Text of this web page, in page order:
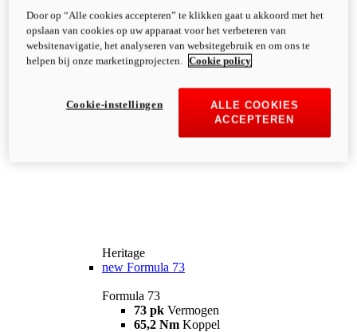
Heritage
new Formula 73
Formula 73
73 pk Vermogen
65,2 Nm Koppel
Door op “Alle cookies accepteren” te klikken gaat u akkoord met het
opslaan van cookies op uw apparaat voor het verbeteren van
websitenavigatie, het analyseren van websitegebruik en om ons te
helpen bij onze marketingprojecten.
Cookie policy
ALLE COOKIES
ACCEPTEREN
Cookie-instellingen